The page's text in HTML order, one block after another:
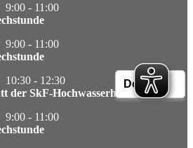
Termine
und Compliance
9:00 - 11:00
9:00 - 11:00
10:30 - 12:30
der SkF-Hochwasserhilfen
9:00 - 11:00